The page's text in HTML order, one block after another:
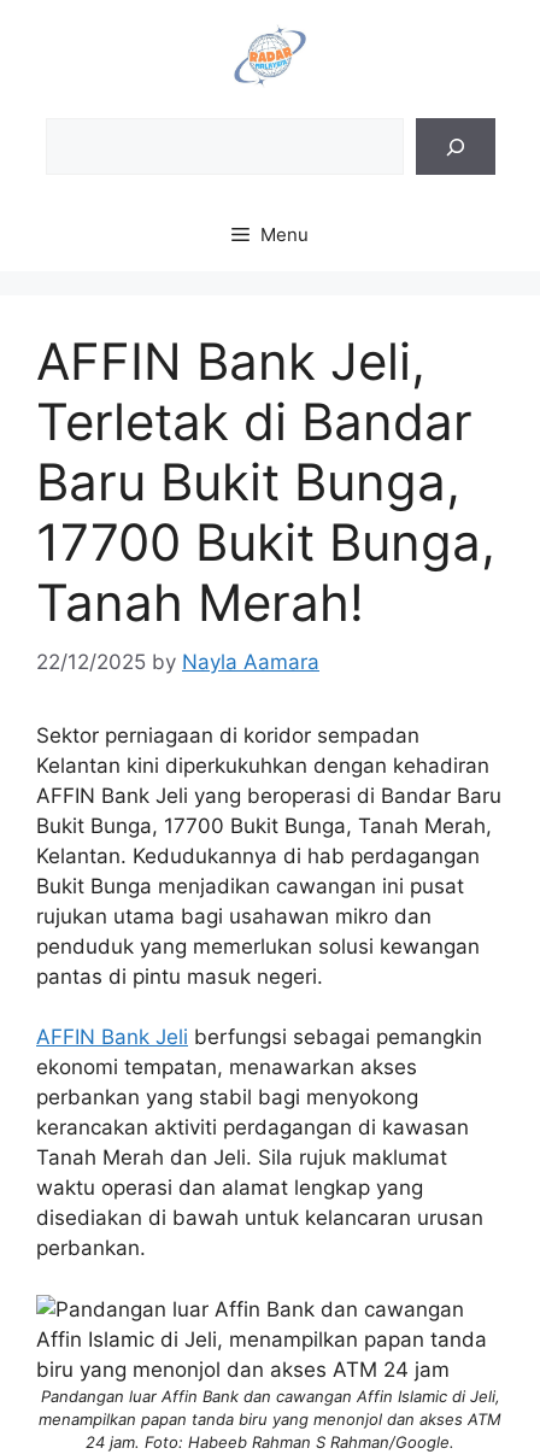
Menu
AFFIN Bank Jeli,
Terletak di Bandar
Baru Bukit Bunga,
17700 Bukit Bunga,
Tanah Merah!
22/12/2025 by Nayla Aamara
Sektor perniagaan di koridor sempadan
Kelantan kini diperkukuhkan dengan kehadiran
AFFIN Bank Jeli yang beroperasi di Bandar Baru
Bukit Bunga, 17700 Bukit Bunga, Tanah Merah,
Kelantan. Kedudukannya di hab perdagangan
Bukit Bunga menjadikan cawangan ini pusat
rujukan utama bagi usahawan mikro dan
penduduk yang memerlukan solusi kewangan
pantas di pintu masuk negeri.
AFFIN Bank Jeli berfungsi sebagai pemangkin
ekonomi tempatan, menawarkan akses
perbankan yang stabil bagi menyokong
kerancakan aktiviti perdagangan di kawasan
Tanah Merah dan Jeli. Sila rujuk maklumat
waktu operasi dan alamat lengkap yang
disediakan di bawah untuk kelancaran urusan
perbankan.
Pandangan luar Affin Bank dan cawangan Affin Islamic di Jeli,
menampilkan papan tanda biru yang menonjol dan akses ATM
24 jam. Foto: Habeeb Rahman S Rahman/Google.